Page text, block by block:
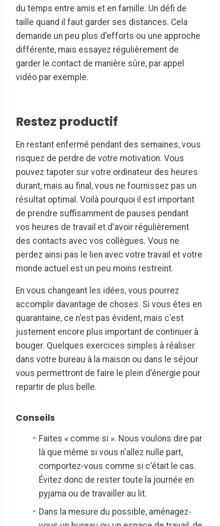
du temps entre amis et en famille. Un défi de
taille quand il faut garder ses distances. Cela
demande un peu plus d'efforts ou une approche
différente, mais essayez régulièrement de
garder le contact de manière sûre, par appel
vidéo par exemple.
Restez productif
En restant enfermé pendant des semaines, vous
risquez de perdre de votre motivation. Vous
pouvez tapoter sur votre ordinateur des heures
durant, mais au final, vous ne fournissez pas un
résultat optimal. Voilà pourquoi il est important
de prendre suffisamment de pauses pendant
vos heures de travail et d'avoir régulièrement
des contacts avec vos collègues. Vous ne
perdez ainsi pas le lien avec votre travail et votre
monde actuel est un peu moins restreint.
En vous changeant les idées, vous pourrez
accomplir davantage de choses. Si vous êtes en
quarantaine, ce n'est pas évident, mais c'est
justement encore plus important de continuer à
bouger. Quelques exercices simples à réaliser
dans votre bureau à la maison ou dans le séjour
vous permettront de faire le plein d'énergie pour
repartir de plus belle.
Conseils
Faites « comme si ». Nous voulons dire par
là que même si vous n'allez nulle part,
comportez-vous comme si c'était le cas.
Évitez donc de rester toute la journée en
pyjama ou de travailler au lit.
Dans la mesure du possible, aménagez-